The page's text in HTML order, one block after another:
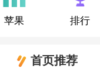
苹果 排行
首页推荐